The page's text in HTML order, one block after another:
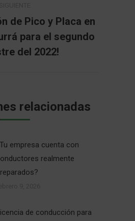
Publicación
siguiente:
de Pico y Placa en
para el segundo
del 2022!
relacionadas
empresa cuenta con
realmente
de conducción para